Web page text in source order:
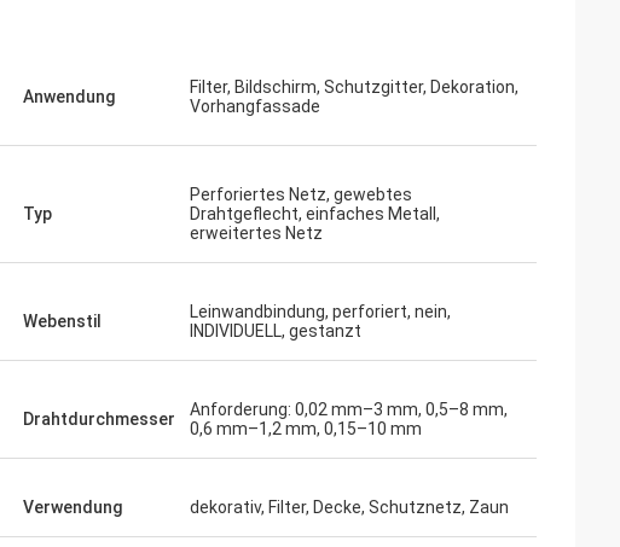
Anwendung
Filter, Bildschirm, Schutzgitter, Dekoration,
Vorhangfassade
Typ
Perforiertes Netz, gewebtes
Drahtgeflecht, einfaches Metall,
erweitertes Netz
Webenstil
Leinwandbindung, perforiert, nein,
INDIVIDUELL, gestanzt
Drahtdurchmesser
Anforderung: 0,02 mm–3 mm, 0,5–8 mm,
0,6 mm–1,2 mm, 0,15–10 mm
Verwendung dekorativ, Filter, Decke, Schutznetz, Zaun